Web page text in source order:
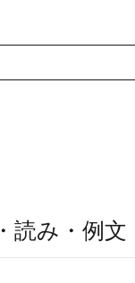
読み・例文